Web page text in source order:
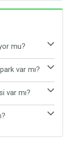
mu?
rahat ve
var mı?
otopark
var mı?
Avşa